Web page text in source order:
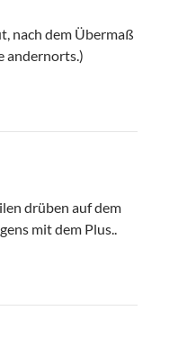
nach dem Übermaß
andernorts.)
drüben auf dem
mit dem Plus..